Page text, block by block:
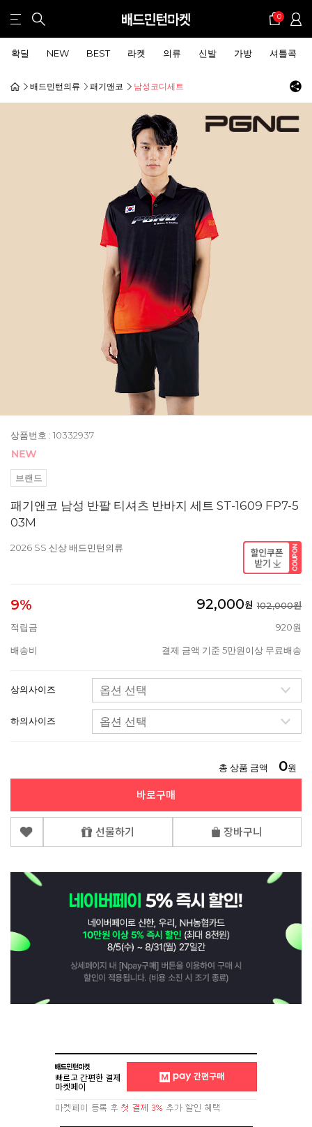
0
확딜 NEW BEST 라켓 의류 신발 가방 셔틀콕
배드민턴의류 패기앤코 남성코디세트
상품번호 : 10332937
브랜드
패기앤코 남성 반팔 티셔츠 반바지 세트 ST-1609 FP7-5
03M
2026 SS 신상 배드민턴의류
9% 92,000원 102,000원
적립금
920원
배송비 결제 금액 기준 5만원이상 무료배송
상의사이즈
하의사이즈
총 상품 금액 0원
바로구매
선물하기 장바구니